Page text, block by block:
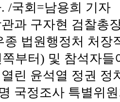
과 구자현 검찰총
종 법원행정처 처장
부터) 및 참석자들
린 윤석열 정권 정
국정조사 특별위